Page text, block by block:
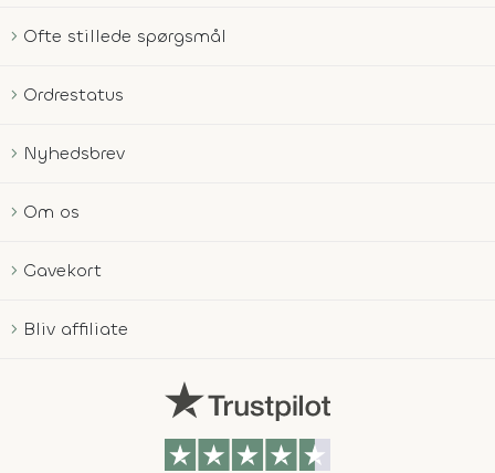
Ofte stillede spørgsmål
Ordrestatus
Nyhedsbrev
Om os
Gavekort
Bliv affiliate